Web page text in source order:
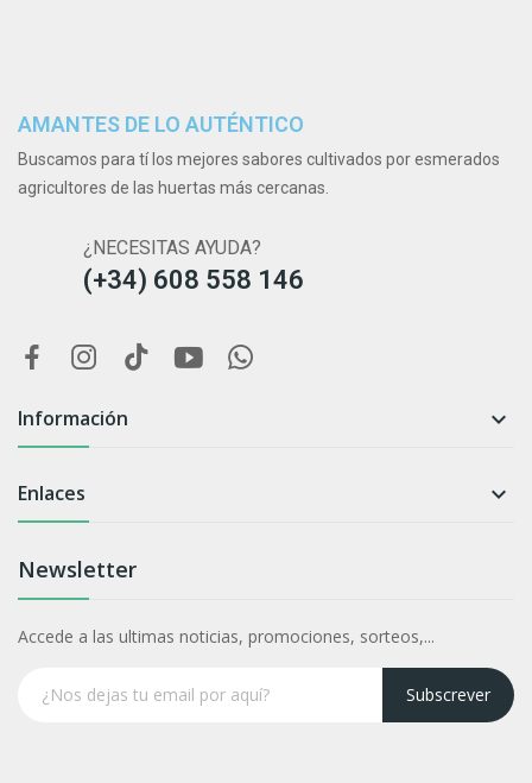
AMANTES DE LO AUTÉNTICO
Buscamos para tí los mejores sabores cultivados por esmerados
agricultores de las huertas más cercanas.
¿NECESITAS AYUDA?
(+34) 608 558 146
Información 
Enlaces 
Newsletter
Accede a las ultimas noticias, promociones, sorteos,...
Subscrever